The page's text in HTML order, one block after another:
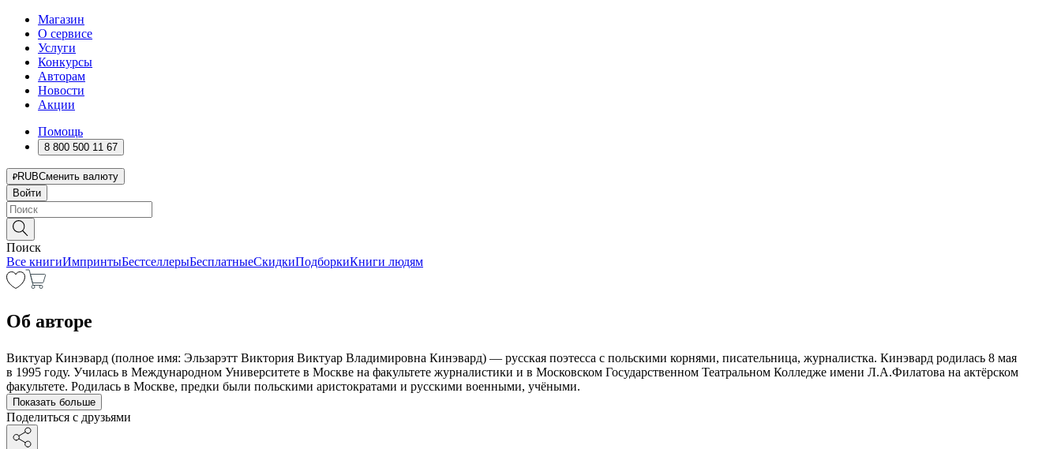
Магазин
О сервисе
Услуги
Конкурсы
Авторам
Новости
Акции
Помощь
8 800 500 11 67
RUBСменить валюту
Войти
Поиск
Все книгиИмпринтыБестселлерыБесплатныеСкидкиПодборкиКниги людям
Об авторе
Виктуар Кинэвард (полное имя: Эльзарэтт Виктория Виктуар Владимировна Кинэвард) — русская поэтесса с польскими корнями, писательница, журналистка. Кинэвард родилась 8 мая
в 1995 году. Училась в Международном Университете в Москве на факультете журналистики и в Московском Государственном Театральном Колледже имени Л.А.Филатова на актёрском
факультете. Родилась в Москве, предки были польскими аристократами и русскими военными, учёными.
Показать больше
Поделиться с друзьями